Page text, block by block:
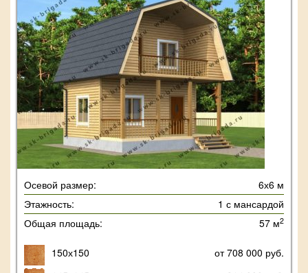
Осевой размер:
6х6 м
Этажность:
1 с мансардой
Общая площадь:
57 м2
150х150
от 708 000 руб.